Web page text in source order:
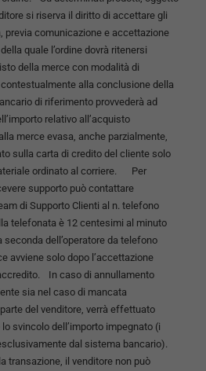
si riserva il diritto di accettare gli
previa comunicazione e accettazione
quale l’ordine dovrà ritenersi
della merce con modalità di
alla conclusione della
di riferimento provvederà ad
relativo all’acquisto
merce evasa, anche parzialmente,
sulla carta di credito del cliente solo
ordinato al corriere. Per
supporto può contattare
di Supporto Clienti al n. telefono
telefonata è 12 centesimi al minuto
dell’operatore da telefono
solo dopo l’accettazione
In caso di annullamento
sia nel caso di mancata
del venditore, verrà effettuato
svincolo dell’importo impegnato (i
dal sistema bancario).
transazione, il venditore non può